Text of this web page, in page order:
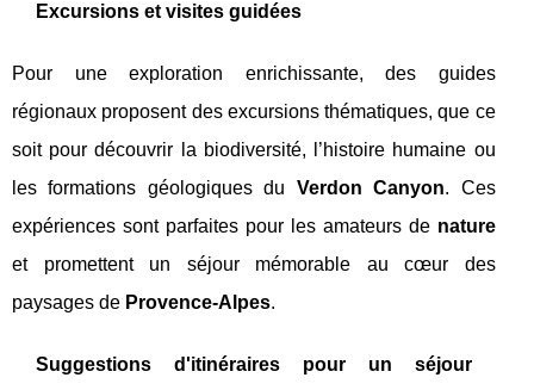
Excursions et visites guidées
Pour une exploration enrichissante, des guides
régionaux proposent des excursions thématiques, que ce
soit pour découvrir la biodiversité, l’histoire humaine ou
les formations géologiques du Verdon Canyon. Ces
expériences sont parfaites pour les amateurs de nature
et promettent un séjour mémorable au cœur des
paysages de Provence-Alpes.
Suggestions d'itinéraires pour un séjour